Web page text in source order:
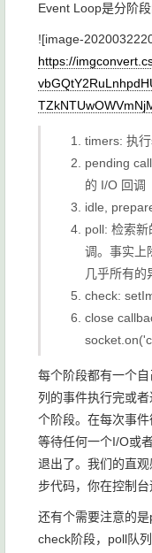
Event Loop是分阶段
![image-
https://
timers: 执行
pending
的 I/O 回调
idle,
poll: 检索
调。事实上
几乎所有的
check:
close
每个阶段都有一个
列的事件执行完或
个阶段。在每次事
等待任何一个I/O或
退出了。我们的直
步代码，你在控制台
还有个需要注意的是
check阶段， poll队